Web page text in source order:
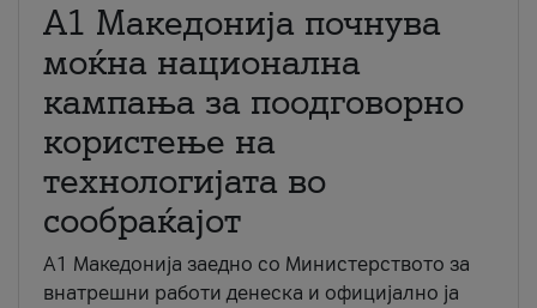
A1 Македонија почнува
моќна национална
кампања за поодговорно
користење на
технологијата во
сообраќајот
A1 Македонија заедно со Министерството за
внатрешни работи денеска и официјално ја